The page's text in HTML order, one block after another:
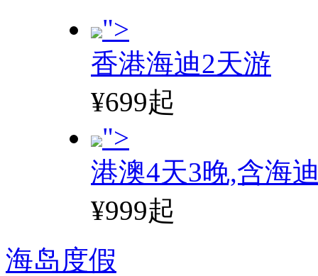
">
香港海迪2天游
¥699起
">
港澳4天3晚,含海
¥999起
海岛度假